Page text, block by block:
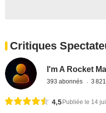
Critiques
I'm A Rocket
393 abonnés 3
4,5 Publiée le 14